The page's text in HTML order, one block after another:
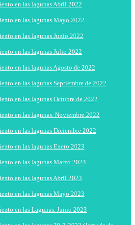
en las lagunas Abril 2022
en las lagunas Mayo 2022
en las lagunas Junio 2022
en las lagunas Julio 2022
en las lagunas Agosto de 2022
en las lagunas Septiembre de 2022
en las lagunas Octubre de 2022
en las lagunas. Noviembre 2022
en las lagunas Diciembre 2022
en las lagunas Enero 2023
en las lagunas Marzo 2023
en las lagunas Abril 2023
en las lagunas Mayo 2023
en las Lagunas. Junio 2023